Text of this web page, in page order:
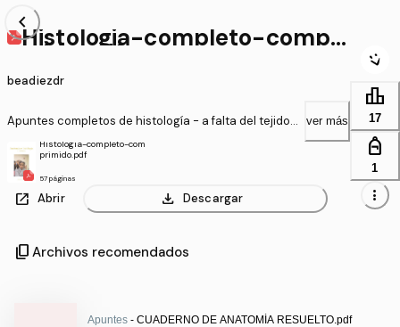
chevron_left
Histologia-completo-compri
mido.pdf
beadiezdr
Apuntes completos de histología - a falta del tejido
muscular. Con dibujos y esquemas.
ver más
Histologia-completo-com
primido.pdf
57 páginas
open_in_new Abrir download Descargar
leaderboard
17
personal_bag
1
more_vert
content_copy Archivos recomendados
Apuntes - CUADERNO DE ANATOMÍA RESUELTO.pdf